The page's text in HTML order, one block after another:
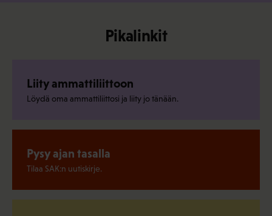
Pikalinkit
Liity ammattiliittoon
Löydä oma ammattiliittosi ja liity jo tänään.
Pysy ajan tasalla
Tilaa SAK:n uutiskirje.